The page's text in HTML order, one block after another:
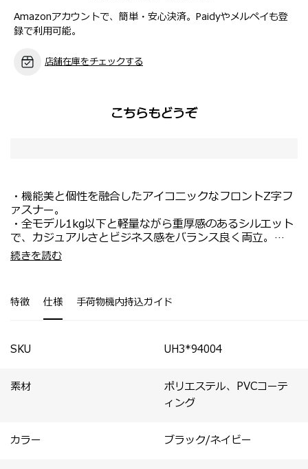
Amazonアカウントで、簡単・安心決済。Paidyやメルペイも登
録で利用可能。
店舗在庫をチェックする
こちらもどうぞ
・機能美と個性を融合したアイコニックなフロントZ字フ
ァスナー。
・全モデル1kg以下と軽量ながら重厚感のあるシルエット
で、カジュアルさとビジネス感をバランス良く両立。
・バックパックはPC収納を備え、オンオフを問わず活
躍。
・自立性のあるハリのある素材で、美しいフォルムをキー
プ。
・スクエアシルエットが特長の、肩掛け・手持ち両用トー
ト。
伸縮ポケットを配置。
・両サイドポケットで折りたたみ傘やボトルもすっきり収
のある設計。
続きを読む
特徴 仕様 手荷物機内持込ガイド
SKU UH3*94004
素材
ポリエステル、PVCコーテ
ィング
カラー ブラック/ネイビー